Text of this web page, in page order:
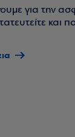
για την
και